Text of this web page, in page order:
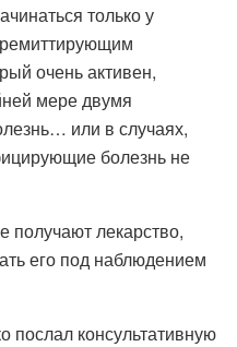
только у
очень активен,
мере двумя
или в случаях,
болезнь не
лекарство,
его под наблюдением
послал консультативную